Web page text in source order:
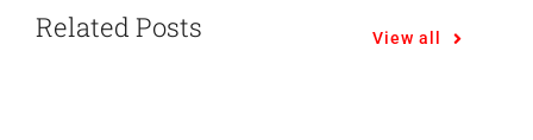
Related Posts View all